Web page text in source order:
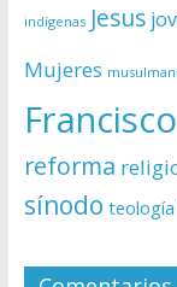
indígenas Jesus
Mujeres
Francisco
reforma
sínodo teología